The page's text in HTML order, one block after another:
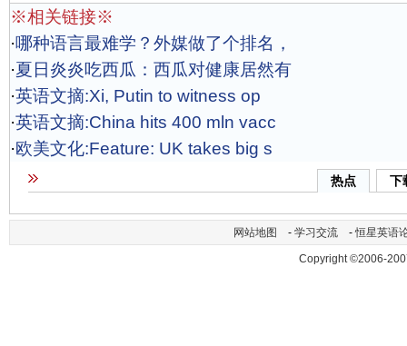
※相关链接※
·哪种语言最难学？外媒做了个排名，
·夏日炎炎吃西瓜：西瓜对健康居然有
·英语文摘:Xi, Putin to witness op
·英语文摘:China hits 400 mln vacc
·欧美文化:Feature: UK takes big s
热点 下
网站地图 - 学习交流 -恒星英语
Copyright ©2006-